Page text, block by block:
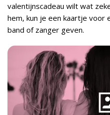
valentijnscadeau wilt wat
hem, kun je een kaartje voor
band of zanger geven.